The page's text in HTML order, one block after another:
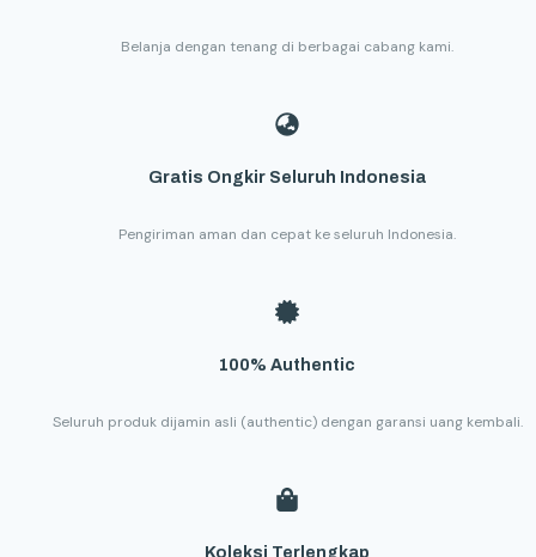
Belanja dengan tenang di berbagai cabang kami.
Gratis Ongkir Seluruh Indonesia
Pengiriman aman dan cepat ke seluruh Indonesia.
100% Authentic
Seluruh produk dijamin asli (authentic) dengan garansi uang kembali.
Koleksi Terlengkap